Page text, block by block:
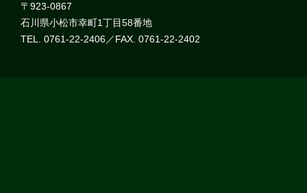
〒923-0867
石川県小松市幸町1丁目58番地
TEL. 0761-22-2406／FAX. 0761-22-2402